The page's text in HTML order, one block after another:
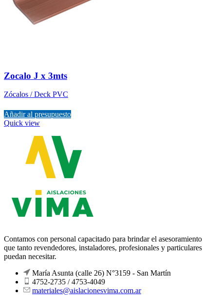
Zocalo J x 3mts
Zócalos / Deck PVC
Añadir al presupuesto
Quick view
Contamos con personal capacitado para brindar el asesoramiento
que tanto revendedores, instaladores, profesionales y particulares
puedan necesitar.
María Asunta (calle 26) N°3159 - San Martín
4752-2735 / 4753-4049
materiales@aislacionesvima.com.ar